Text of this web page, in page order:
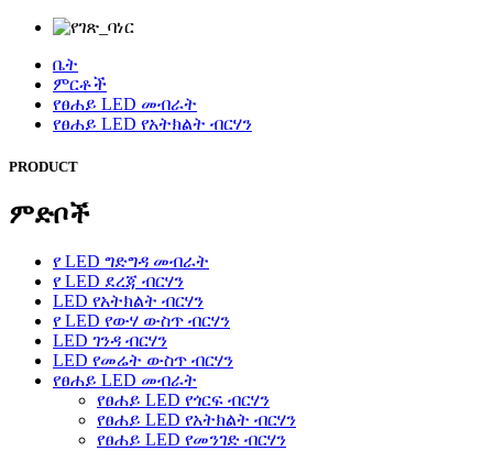
ቤት
ምርቶች
የፀሐይ LED መብራት
የፀሐይ LED የአትክልት ብርሃን
PRODUCT
ምድቦች
የ LED ግድግዳ መብራት
የ LED ደረጃ ብርሃን
LED የአትክልት ብርሃን
የ LED የውሃ ውስጥ ብርሃን
LED ገንዳ ብርሃን
LED የመሬት ውስጥ ብርሃን
የፀሐይ LED መብራት
የፀሐይ LED የጎርፍ ብርሃን
የፀሐይ LED የአትክልት ብርሃን
የፀሐይ LED የመንገድ ብርሃን